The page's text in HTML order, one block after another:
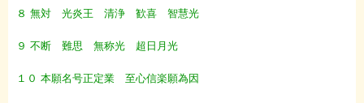
８ 無対 光炎王 清浄 歓喜 智慧光
９ 不断 難思 無称光 超日月光
１０ 本願名号正定業 至心信楽願為因